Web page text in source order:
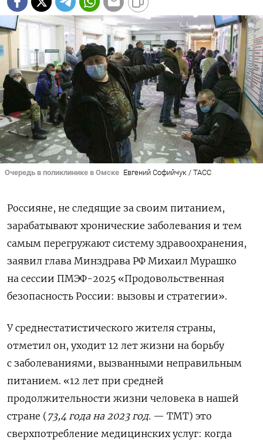
Очередь в поликлинике в Омске Евгений Софийчук / ТАСС
Россияне, не следящие за своим питанием,
зарабатывают хронические заболевания и тем
самым перегружают систему здравоохранения,
заявил глава Минздрава РФ Михаил Мурашко
на сессии ПМЭФ-2025 «Продовольственная
безопасность России: вызовы и стратегии».
У среднестатистического жителя страны,
отметил он, уходит 12 лет жизни на борьбу
с заболеваниями, вызванными неправильным
питанием. «12 лет при средней
продолжительности жизни человека в нашей
стране (73,4 года на 2023 год. — TMT) это
сверхпотребление медицинских услуг: когда